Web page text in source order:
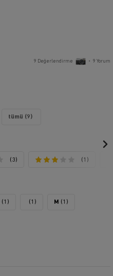
9 Değerlendirme • 9 Yorum
tümü (9)
(3) (1)
(1) (1) M (1)